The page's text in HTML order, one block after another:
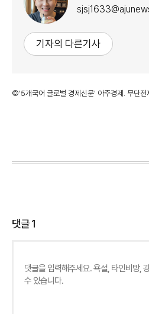
기자의 다른기사
©'5개국어 글로벌 경제신문' 아주경제. 무단전
댓글1